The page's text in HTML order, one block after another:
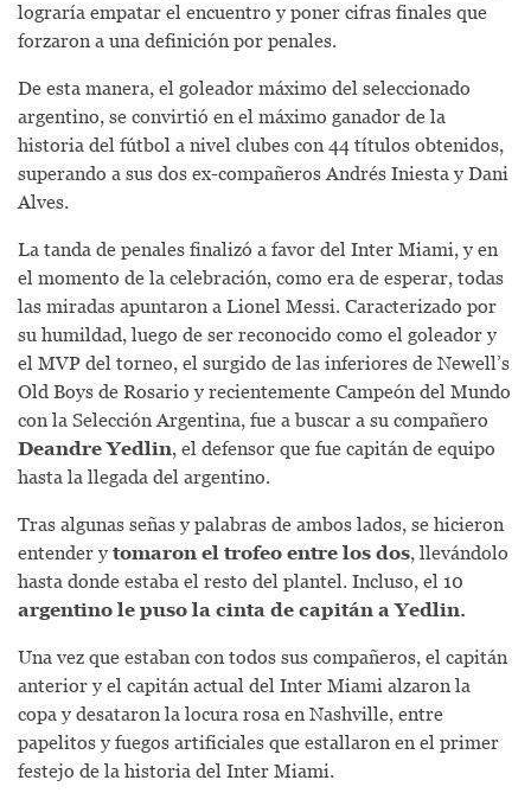
lograría empatar el encuentro y poner cifras finales que
forzaron a una definición por penales.
De esta manera, el goleador máximo del seleccionado
argentino, se convirtió en el máximo ganador de la
historia del fútbol a nivel clubes con 44 títulos obtenidos,
superando a sus dos ex-compañeros Andrés Iniesta y Dani
Alves.
La tanda de penales finalizó a favor del Inter Miami, y en
el momento de la celebración, como era de esperar, todas
las miradas apuntaron a Lionel Messi. Caracterizado por
su humildad, luego de ser reconocido como el goleador y
el MVP del torneo, el surgido de las inferiores de Newell’s
Old Boys de Rosario y recientemente Campeón del Mundo
con la Selección Argentina, fue a buscar a su compañero
Deandre Yedlin, el defensor que fue capitán de equipo
hasta la llegada del argentino.
Tras algunas señas y palabras de ambos lados, se hicieron
entender y tomaron el trofeo entre los dos, llevándolo
hasta donde estaba el resto del plantel. Incluso, el 10
argentino le puso la cinta de capitán a Yedlin.
Una vez que estaban con todos sus compañeros, el capitán
anterior y el capitán actual del Inter Miami alzaron la
copa y desataron la locura rosa en Nashville, entre
papelitos y fuegos artificiales que estallaron en el primer
festejo de la historia del Inter Miami.